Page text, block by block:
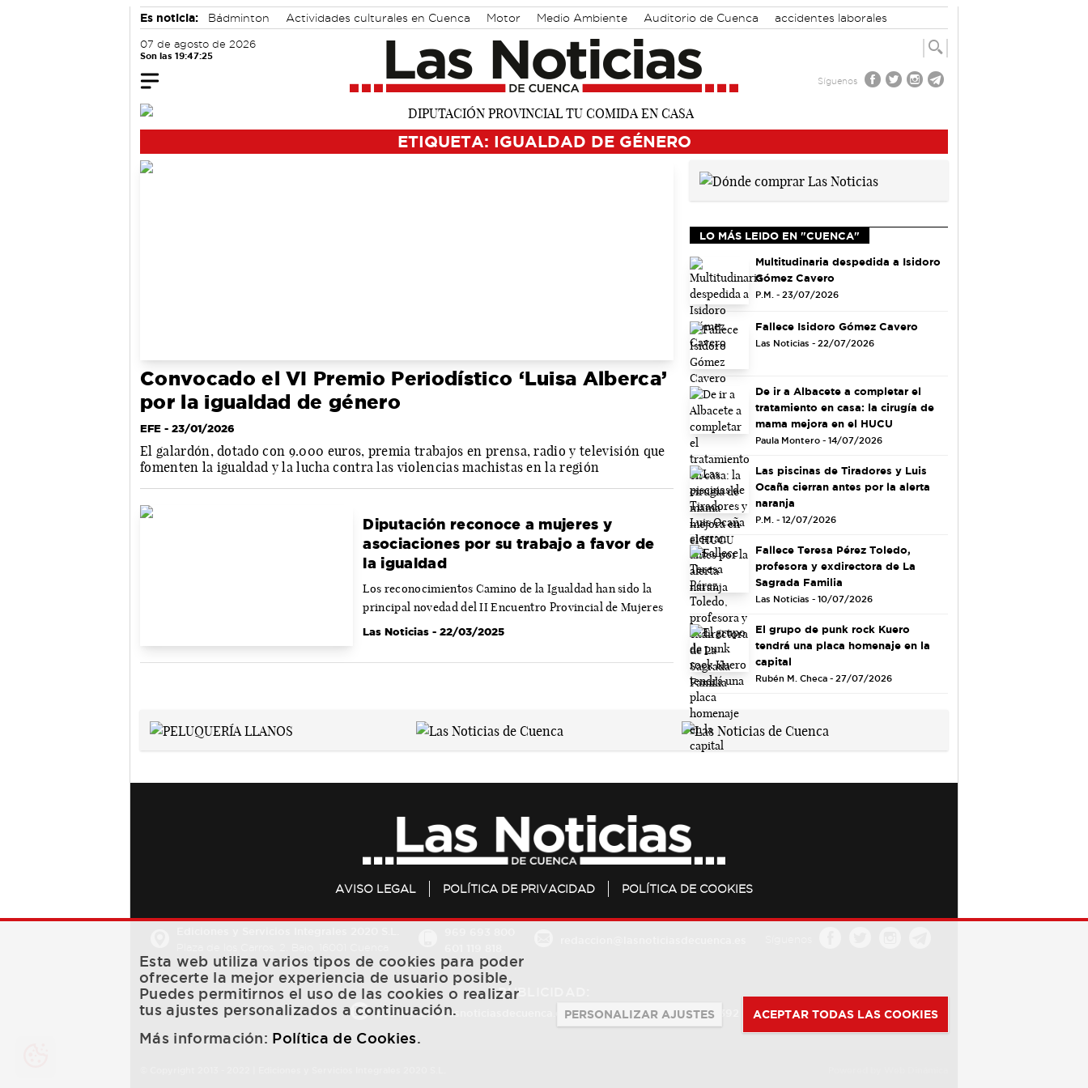
Es noticia: Bádminton Actividades culturales en Cuenca Motor Medio Ambiente Auditorio de Cuenca
accidentes laborales
07 de agosto de 2026
Son las 19:47:25
Síguenos
ETIQUETA: IGUALDAD DE GÉNERO
Convocado el VI Premio Periodístico ‘Luisa Alberca’
por la igualdad de género
EFE - 23/01/2026
El galardón, dotado con 9.000 euros, premia trabajos en prensa, radio y televisión que
fomenten la igualdad y la lucha contra las violencias machistas en la región
Diputación reconoce a mujeres y
asociaciones por su trabajo a favor de
la igualdad
Los reconocimientos Camino de la Igualdad han sido la
principal novedad del II Encuentro Provincial de Mujeres
Las Noticias - 22/03/2025
LO MÁS LEIDO EN "CUENCA"
Multitudinaria despedida a Isidoro
Gómez Cavero
P.M. - 23/07/2026
Fallece Isidoro Gómez Cavero
Las Noticias - 22/07/2026
De ir a Albacete a completar el
tratamiento en casa: la cirugía de
mama mejora en el HUCU
Paula Montero - 14/07/2026
Las piscinas de Tiradores y Luis
Ocaña cierran antes por la alerta
naranja
P.M. - 12/07/2026
Fallece Teresa Pérez Toledo,
profesora y exdirectora de La
Sagrada Familia
Las Noticias - 10/07/2026
El grupo de punk rock Kuero
tendrá una placa homenaje en la
capital
Rubén M. Checa - 27/07/2026
AVISO LEGAL POLÍTICA DE PRIVACIDAD POLÍTICA DE COOKIES
PUBLICIDAD:
publicidad@lasnoticiasdecuenca.es 684 126 573 / 670 726 392
Esta web utiliza varios tipos de cookies para poder
ofrecerte la mejor experiencia de usuario posible,
Puedes permitirnos el uso de las cookies o realizar
tus ajustes personalizados a continuación.
Más información: Política de Cookies.
PERSONALIZAR AJUSTES ACEPTAR TODAS LAS COOKIES